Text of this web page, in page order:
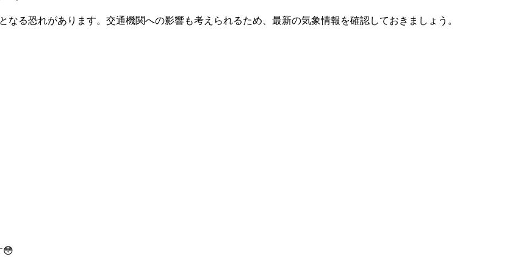
る恐れがあります。交通機関への影響も考えられるため、最新の気象情報を確認しておきましょう。
😳